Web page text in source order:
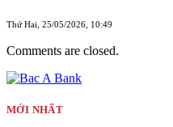
Thứ Hai, 25/05/2026, 10:49
Comments are closed.
MỚI NHẤT